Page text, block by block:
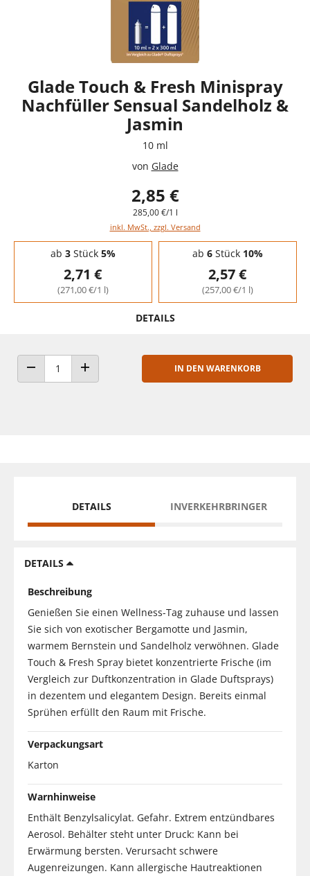
Glade Touch & Fresh Minispray
Nachfüller Sensual Sandelholz &
Jasmin
10 ml
von Glade
2,85 €
285,00 €/1 l
inkl. MwSt., zzgl. Versand
Staffelpreise - Mengenrabatt
ab 3Stück 5%
2,71 €
(271,00 €/1 l)
ab 6Stück 10%
2,57 €
(257,00 €/1 l)
DETAILS
ANZAHL VERRINGERNANZAHL ERHÖHEN
IN DEN WARENKORB
DETAILS INVERKEHRBRINGER
DETAILS
Beschreibung
Genießen Sie einen Wellness-Tag zuhause und lassen
Sie sich von exotischer Bergamotte und Jasmin,
warmem Bernstein und Sandelholz verwöhnen. Glade
Touch & Fresh Spray bietet konzentrierte Frische (im
Vergleich zur Duftkonzentration in Glade Duftsprays)
in dezentem und elegantem Design. Bereits einmal
Sprühen erfüllt den Raum mit Frische.
Verpackungsart
Karton
Warnhinweise
Enthält Benzylsalicylat. Gefahr. Extrem entzündbares
Aerosol. Behälter steht unter Druck: Kann bei
Erwärmung bersten. Verursacht schwere
Augenreizungen. Kann allergische Hautreaktionen